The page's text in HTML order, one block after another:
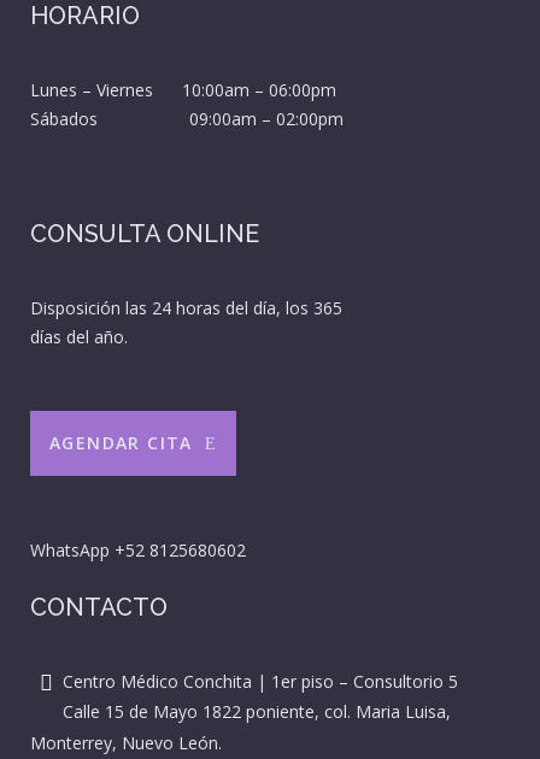
HORARIO
Lunes – Viernes 10:00am – 06:00pm
Sábados 09:00am – 02:00pm
CONSULTA ONLINE
Disposición las 24 horas del día, los 365
días del año.
AGENDAR CITA
WhatsApp +52 8125680602
CONTACTO
Centro Médico Conchita | 1er piso – Consultorio 5
Calle 15 de Mayo 1822 poniente, col. Maria Luisa,
Monterrey, Nuevo León.